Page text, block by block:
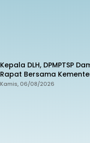
Kepala DLH, DPMPTSP
Rapat Bersama
dan Masyarakat
Kamis, 06/08/2026